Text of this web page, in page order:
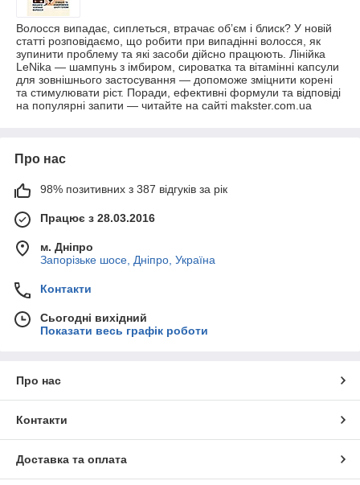
Волосся випадає, сиплеться, втрачає обʼєм і блиск? У новій
статті розповідаємо, що робити при випадінні волосся, як
зупинити проблему та які засоби дійсно працюють. Лінійка
LeNika — шампунь з імбиром, сироватка та вітамінні капсули
для зовнішнього застосування — допоможе зміцнити корені
та стимулювати ріст. Поради, ефективні формули та відповіді
на популярні запити — читайте на сайті makster.com.ua
Про нас
98% позитивних з 387 відгуків за рік
Працює з 28.03.2016
м. Дніпро
Запорізьке шосе, Дніпро, Україна
Контакти
Сьогодні вихідний
Показати весь графік роботи
Про нас
Контакти
Доставка та оплата